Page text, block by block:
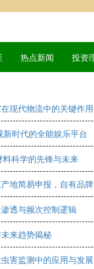
热点新闻 投资
现代物流中的关键作
时代的全能娱乐平台
科学的先锋与未来
地简易申报，自有品
透与频次控制逻辑
来趋势揭秘
害监测中的应用与发展